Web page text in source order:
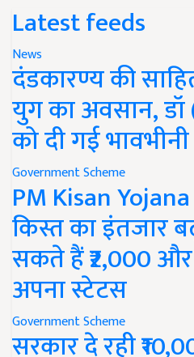
Latest feeds
News
दंडकारण्य की
युग का अवसान, डॉ
को दी गई भावभीनी
Government Scheme
PM Kisan
किस्त का इंतजार
सकते हैं ₹2,000
अपना स्टेटस
Government Scheme
सरकार दे रही